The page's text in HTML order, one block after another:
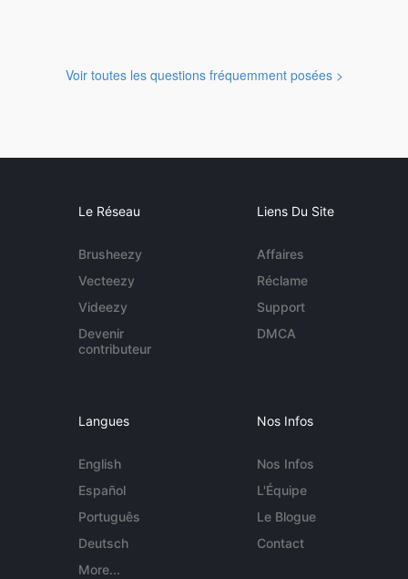
Voir toutes les questions fréquemment posées >
Le Réseau
Brusheezy
Vecteezy
Videezy
Devenir
contributeur
Liens Du Site
Affaires
Réclame
Support
DMCA
Langues
English
Español
Português
Deutsch
More...
Nos Infos
Nos Infos
L'Équipe
Le Blogue
Contact